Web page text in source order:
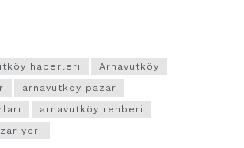
haberleri
Arnavutköy
arnavutköy pazar
arnavutköy rehberi
yeri